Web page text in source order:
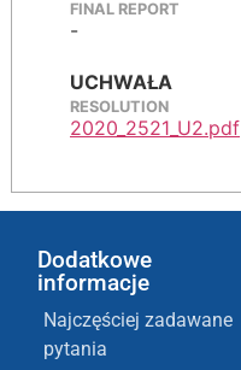
FINAL REPORT
-
UCHWAŁA
RESOLUTION
2020_2521_U2.pdf
Dodatkowe
informacje
Najczęściej zadawane
pytania